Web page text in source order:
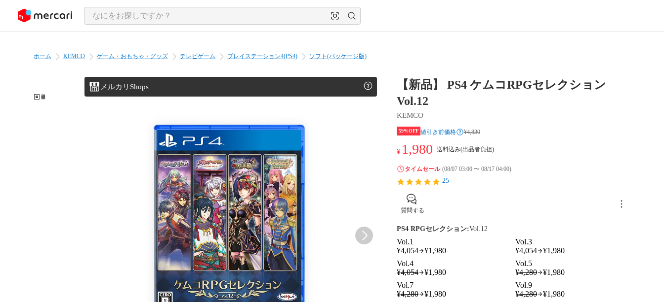
ツにスキップ
ホーム KEMCO ゲーム・おもちゃ・グッズ テレビゲーム プレイステーション4(PS4) ソフト(パッケージ版)
メルカリShops
【新品】 PS4 ケムコRPGセレクション
Vol.12
KEMCO
59%OFF 値引き前価格 ¥4,830
¥ 1,980 送料込み(出品者負担)
タイムセール (08/07 03:00 〜 08/17 04:00)
25
質問する
PS4 RPGセレクション:Vol.12
Vol.1
¥4,054 ¥1,980
Vol.3
¥4,054 ¥1,980
Vol.4
¥4,054 ¥1,980
Vol.5
¥4,280 ¥1,980
Vol.7
¥4,280 ¥1,980
Vol.9
¥4,280 ¥1,980